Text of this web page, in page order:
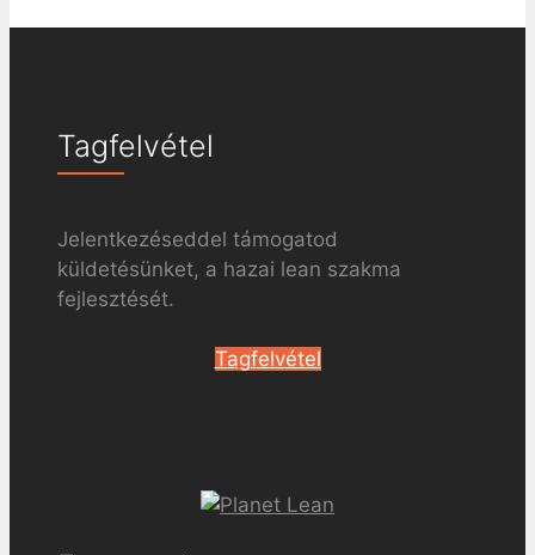
Tagfelvétel
Jelentkezéseddel támogatod
küldetésünket, a hazai lean szakma
fejlesztését.
Tagfelvétel